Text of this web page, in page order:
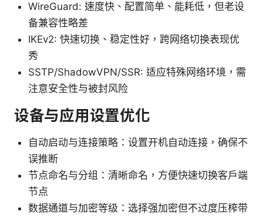
WireGuard: 速度快、配置简单、能耗低，但老设
备兼容性略差
IKEv2: 快速切换、稳定性好，跨网络切换表现优
秀
SSTP/ShadowVPN/SSR: 适应特殊网络环境，需
注意安全性与被封风险
设备与应用设置优化
自动启动与连接策略：设置开机自动连接，确保不
误推断
节点命名与分组：清晰命名，方便快速切换客户端
节点
数据通道与加密等级：选择强加密但不过度压榨带